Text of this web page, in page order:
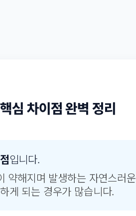
심 차이점 완벽 정리
입니다.
약해지며 발생하는 자연스러운
게 되는 경우가 많습니다.